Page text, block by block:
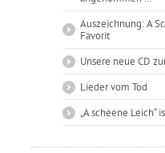
Auszeichnung: A
Favorit
Unsere neue CD
Lieder vom Tod
„A scheene Leich“